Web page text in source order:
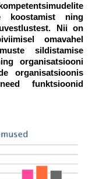
koostamist ning
Nii on
omavahel
sildistamise
organisatsiooni
organisatsioonis
funktsioonid